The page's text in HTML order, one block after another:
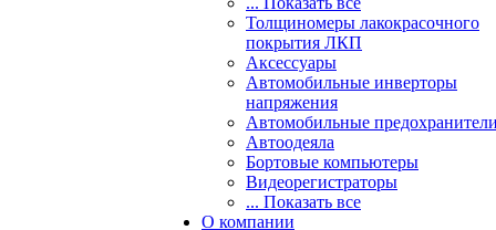
Толщиномеры лакокрасочного
покрытия ЛКП
Аксессуары
Автомобильные инверторы
напряжения
Автомобильные
Автоодеяла
Бортовые компьютеры
Видеорегистраторы
... Показать все
О компании